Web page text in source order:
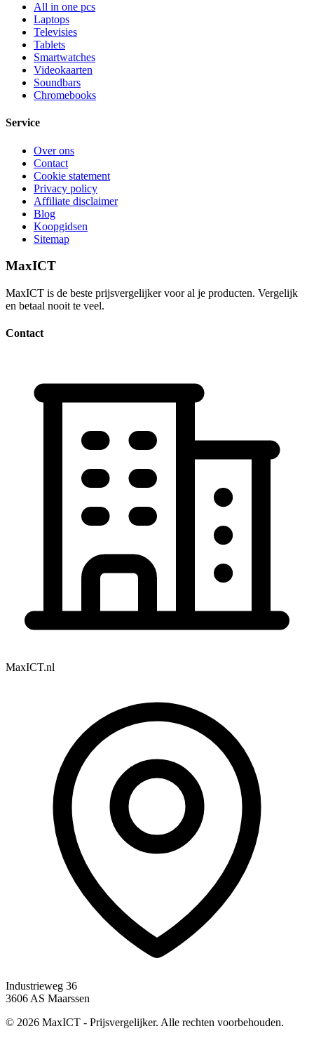
All in one pcs
Laptops
Televisies
Tablets
Smartwatches
Videokaarten
Soundbars
Chromebooks
Service
Over ons
Contact
Cookie statement
Privacy policy
Affiliate disclaimer
Blog
Koopgidsen
Sitemap
MaxICT
MaxICT is de beste prijsvergelijker voor al je producten. Vergelijk
en betaal nooit te veel.
Contact
MaxICT.nl
Industrieweg 36
3606 AS Maarssen
© 2026 MaxICT - Prijsvergelijker. Alle rechten voorbehouden.